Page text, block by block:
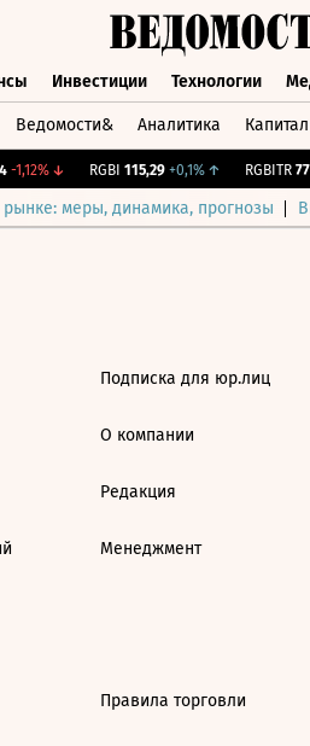
Инвестиции Технологии
Ведомости& Аналитика Капитал
-1,12%↓ RGBI 115,29 +0,1%↑ RGBITR
меры, динамика, прогнозы
Подписка для юр.лиц
О компании
Редакция
Менеджмент
Правила торговли